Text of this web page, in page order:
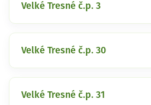
Velké Tresné č.p. 3
Velké Tresné č.p. 30
Velké Tresné č.p. 31